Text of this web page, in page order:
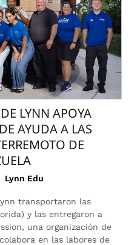
LYNN APOYA
AYUDA A LAS
DE
Lynn Edu
transportaron las
y las entregaron a
una organización de
en las labores de